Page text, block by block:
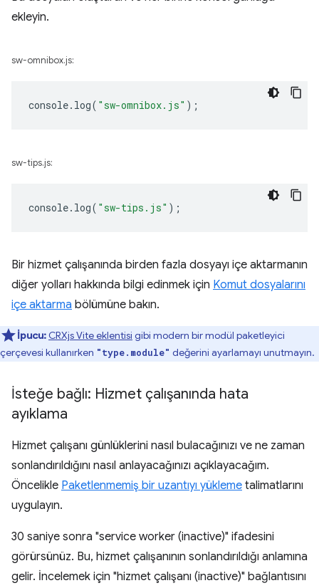
ekleyin.
sw-omnibox.js:
console. log( "sw-omnibox.js" );
sw-tips.js:
console. log( "sw-tips.js" );
Bir hizmet çalışanında birden fazla dosyayı içe aktarmanın
diğer yolları hakkında bilgi edinmek için Komut dosyalarını
içe aktarma bölümüne bakın.
İpucu: CRXjs Vite eklentisi gibi modern bir modül paketleyici
çerçevesi kullanırken "type.module" değerini ayarlamayı unutmayın.
İsteğe bağlı: Hizmet çalışanında hata
ayıklama
Hizmet çalışanı günlüklerini nasıl bulacağınızı ve ne zaman
sonlandırıldığını nasıl anlayacağınızı açıklayacağım.
Öncelikle Paketlenmemiş bir uzantıyı yükleme talimatlarını
uygulayın.
30 saniye sonra "service worker (inactive)" ifadesini
görürsünüz. Bu, hizmet çalışanının sonlandırıldığı anlamına
gelir. İncelemek için "hizmet çalışanı (inactive)" bağlantısını